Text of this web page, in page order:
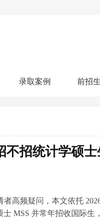
留学评估 智能诊断
录取案例
名校榜单： 26年
前招
不招统计学硕士
高频疑问，本文依托
MSS 并常年招收国际生